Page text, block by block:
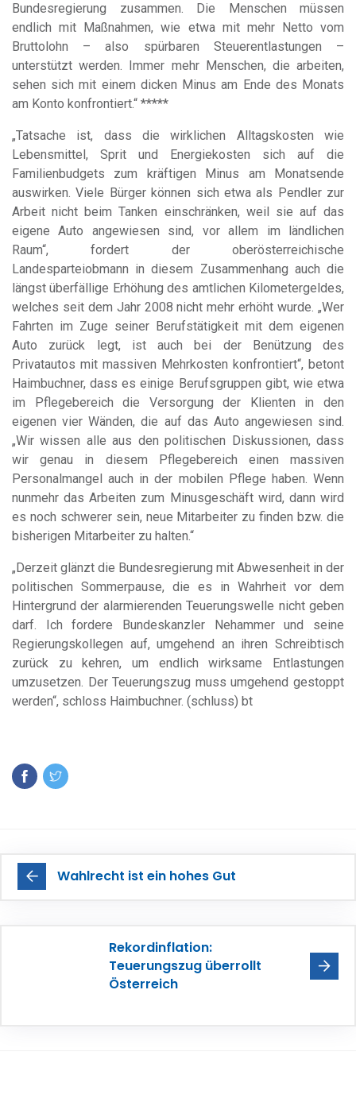
Bundesregierung zusammen. Die Menschen müssen
endlich mit Maßnahmen, wie etwa mit mehr Netto vom
Bruttolohn – also spürbaren Steuerentlastungen –
unterstützt werden. Immer mehr Menschen, die arbeiten,
sehen sich mit einem dicken Minus am Ende des Monats
am Konto konfrontiert.“ *****
„Tatsache ist, dass die wirklichen Alltagskosten wie
Lebensmittel, Sprit und Energiekosten sich auf die
Familienbudgets zum kräftigen Minus am Monatsende
auswirken. Viele Bürger können sich etwa als Pendler zur
Arbeit nicht beim Tanken einschränken, weil sie auf das
eigene Auto angewiesen sind, vor allem im ländlichen
Raum“, fordert der oberösterreichische
Landesparteiobmann in diesem Zusammenhang auch die
längst überfällige Erhöhung des amtlichen Kilometergeldes,
welches seit dem Jahr 2008 nicht mehr erhöht wurde. „Wer
Fahrten im Zuge seiner Berufstätigkeit mit dem eigenen
Auto zurück legt, ist auch bei der Benützung des
Privatautos mit massiven Mehrkosten konfrontiert“, betont
Haimbuchner, dass es einige Berufsgruppen gibt, wie etwa
im Pflegebereich die Versorgung der Klienten in den
eigenen vier Wänden, die auf das Auto angewiesen sind.
„Wir wissen alle aus den politischen Diskussionen, dass
wir genau in diesem Pflegebereich einen massiven
Personalmangel auch in der mobilen Pflege haben. Wenn
nunmehr das Arbeiten zum Minusgeschäft wird, dann wird
es noch schwerer sein, neue Mitarbeiter zu finden bzw. die
bisherigen Mitarbeiter zu halten.“
„Derzeit glänzt die Bundesregierung mit Abwesenheit in der
politischen Sommerpause, die es in Wahrheit vor dem
Hintergrund der alarmierenden Teuerungswelle nicht geben
darf. Ich fordere Bundeskanzler Nehammer und seine
Regierungskollegen auf, umgehend an ihren Schreibtisch
zurück zu kehren, um endlich wirksame Entlastungen
umzusetzen. Der Teuerungszug muss umgehend gestoppt
werden“, schloss Haimbuchner. (schluss) bt
Wahlrecht ist ein hohes Gut
Rekordinflation:
Teuerungszug überrollt
Österreich